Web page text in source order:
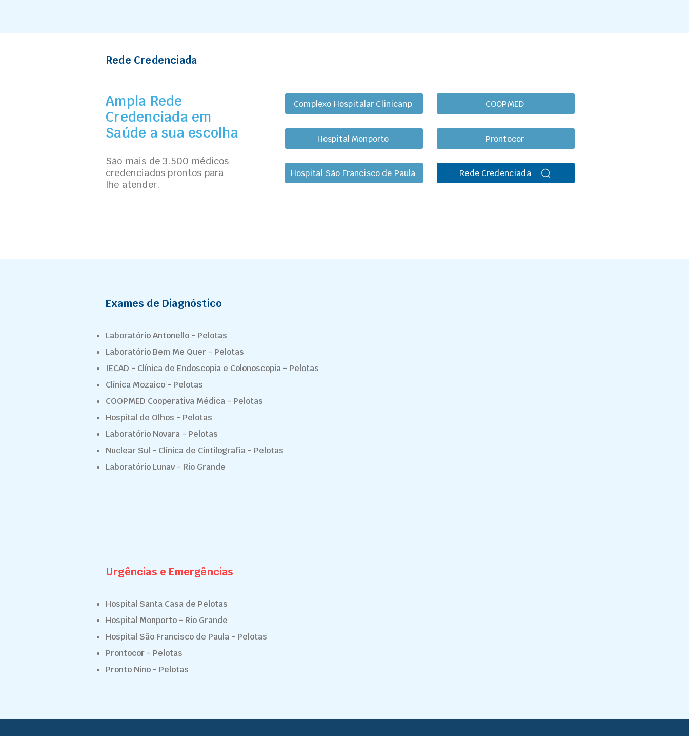
Rede Credenciada
Ampla Rede
Credenciada em
Saúde a sua escolha
São mais de 3.500 médicos
credenciados prontos para
lhe atender.
Complexo Hospitalar Clinicanp COOPMED
Hospital Monporto Prontocor
Hospital São Francisco de Paula Rede Credenciada
Exames de Diagnóstico
Laboratório Antonello - Pelotas
Laboratório Bem Me Quer - Pelotas
IECAD - Clínica de Endoscopia e Colonoscopia - Pelotas
Clínica Mozaico - Pelotas
COOPMED Cooperativa Médica - Pelotas
Hospital de Olhos - Pelotas
Laboratório Novara - Pelotas
Nuclear Sul - Clínica de Cintilografia - Pelotas
Laboratório Lunav - Rio Grande
Urgências e Emergências
Hospital Santa Casa de Pelotas
Hospital Monporto - Rio Grande
Hospital São Francisco de Paula - Pelotas
Prontocor - Pelotas
Pronto Nino - Pelotas